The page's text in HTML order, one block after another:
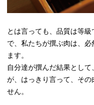
とは言っても、品質は等
で、私たちが撰ぶ肉は、
ます。
自分達が撰んだ結果とし
が、はっきり言って、そ
せん。